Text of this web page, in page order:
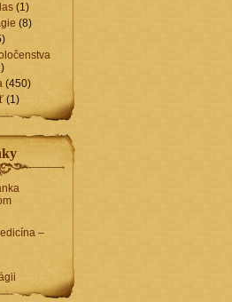
(1)
(8)
(450)
(1)
–